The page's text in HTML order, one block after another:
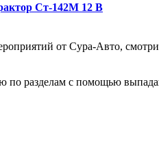
Ст-142М 12 В
от Сура-Авто,
разделам с помощью